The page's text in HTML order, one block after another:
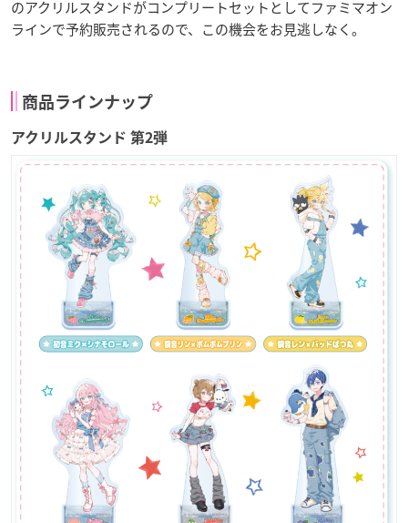
のアクリルスタンドがコンプリートセットとしてファミマオン
ラインで予約販売されるので、この機会をお見逃しなく。
商品ラインナップ
アクリルスタンド 第2弾